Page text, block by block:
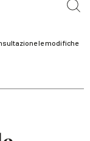
TUF
le modifiche